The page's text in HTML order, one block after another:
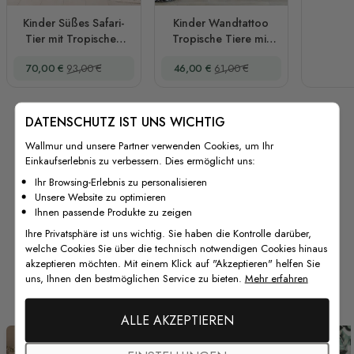
Kinder Süßes Safari-
Tier mit Tropischen
Sonderpreis
70,00 € Regulärer Preis
93,00 €
Kinder Wandtattoo
Tropische Tiere mit
Sonderpreis
46,00 € Regulärer Preis
61,00 €
Von unseren Kunden
DATENSCHUTZ IST UNS WICHTIG
Wallmur und unsere Partner verwenden Cookies, um Ihr
Einkaufserlebnis zu verbessern. Dies ermöglicht uns:
Ihr Browsing-Erlebnis zu personalisieren
Unsere Website zu optimieren
Ihnen passende Produkte zu zeigen
Ihre Privatsphäre ist uns wichtig. Sie haben die Kontrolle darüber,
welche Cookies Sie über die technisch notwendigen Cookies hinaus
akzeptieren möchten. Mit einem Klick auf "Akzeptieren" helfen Sie
uns, Ihnen den bestmöglichen Service zu bieten. Mehr erfahren
ALLE AKZEPTIEREN